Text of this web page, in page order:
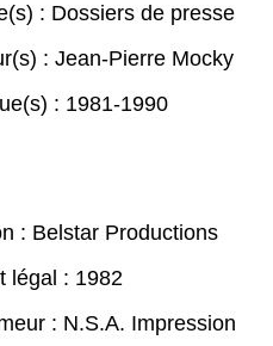
: Dossiers de presse
: Jean-Pierre Mocky
: 1981-1990
: Belstar Productions
légal : 1982
: N.S.A. Impression